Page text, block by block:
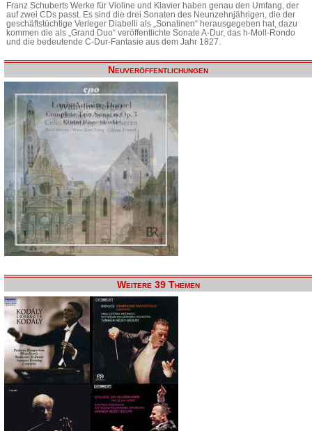
Franz Schuberts Werke für Violine und Klavier haben genau den Umfang, der
auf zwei CDs passt. Es sind die drei Sonaten des Neunzehnjährigen, die der
geschäftstüchtige Verleger Diabelli als „Sonatinen“ herausgegeben hat, dazu
kommen die als „Grand Duo“ veröffentlichte Sonate A-Dur, das h-Moll-Rondo
und die bedeutende C-Dur-Fantasie aus dem Jahr 1827.
Neuveröffentlichungen
Weitere 39 Themen